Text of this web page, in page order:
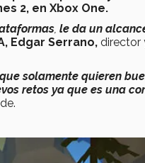
2, en Xbox One.
le da un
Edgar Serrano, director
solamente quieren
retos ya que es una